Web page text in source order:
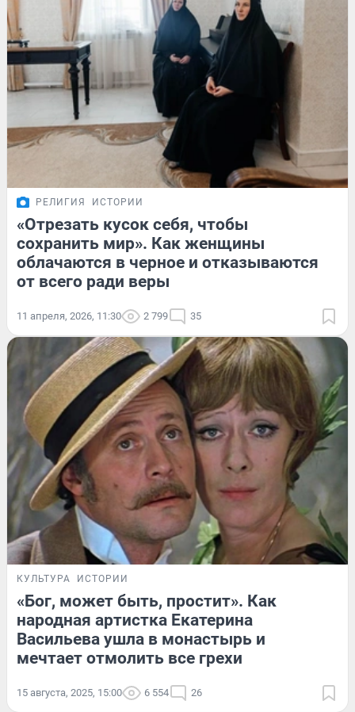
РЕЛИГИЯ ИСТОРИИ
«Отрезать кусок себя, чтобы
сохранить мир». Как женщины
облачаются в черное и отказываются
от всего ради веры
11 апреля, 2026, 11:30 2 799 35
КУЛЬТУРА ИСТОРИИ
«Бог, может быть, простит». Как
народная артистка Екатерина
Васильева ушла в монастырь и
мечтает отмолить все грехи
15 августа, 2025, 15:00 6 554 26